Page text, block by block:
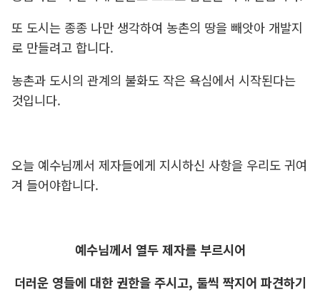
또 도시는 종종 나만 생각하여 농촌의 땅을 빼앗아 개발지
로 만들려고 합니다.
농촌과 도시의 관계의 불화도 작은 욕심에서 시작된다는
것입니다.
오늘 예수님께서 제자들에게 지시하신 사항을 우리도 귀여
겨 들어야합니다.
예수님께서 열두 제자를 부르시어
더러운 영들에 대한 권한을 주시고, 둘씩 짝지어 파견하기